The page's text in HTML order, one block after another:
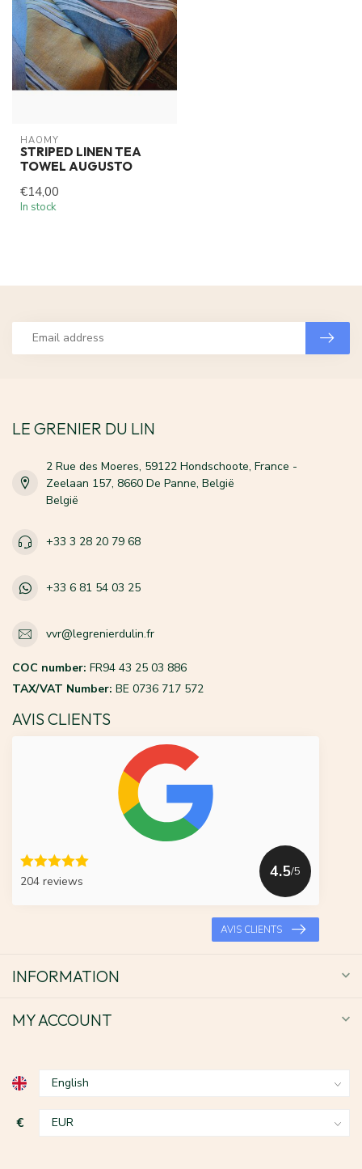
HAOMY
STRIPED LINEN TEA
TOWEL AUGUSTO
€14,00
In stock
LE GRENIER DU LIN
2 Rue des Moeres, 59122 Hondschoote, France -
Zeelaan 157, 8660 De Panne, België
België
+33 3 28 20 79 68
+33 6 81 54 03 25
vvr@legrenierdulin.fr
COC number: FR94 43 25 03 886
TAX/VAT Number: BE 0736 717 572
AVIS CLIENTS
204 reviews
4.5/5
AVIS CLIENTS
INFORMATION
MY ACCOUNT
€